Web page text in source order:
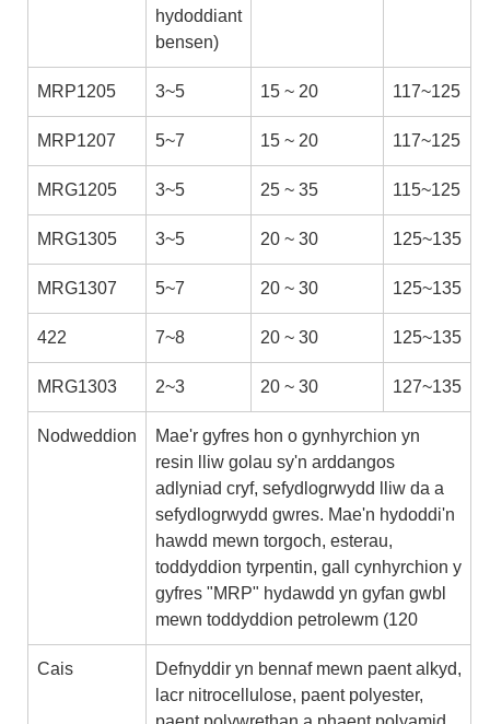
hydoddiant
bensen)
MRP1205 3~5 15 ~ 20 117~125
MRP1207 5~7 15 ~ 20 117~125
MRG1205 3~5 25 ~ 35 115~125
MRG1305 3~5 20 ~ 30 125~135
MRG1307 5~7 20 ~ 30 125~135
422 7~8 20 ~ 30 125~135
MRG1303 2~3 20 ~ 30 127~135
Nodweddion
Mae'r gyfres hon o gynhyrchion yn
resin lliw golau sy'n arddangos
adlyniad cryf, sefydlogrwydd lliw da a
sefydlogrwydd gwres. Mae'n hydoddi'n
hawdd mewn torgoch, esterau,
toddyddion tyrpentin, gall cynhyrchion y
gyfres "MRP" hydawdd yn gyfan gwbl
mewn toddyddion petrolewm (120
Cais
Defnyddir yn bennaf mewn paent alkyd,
lacr nitrocellulose, paent polyester,